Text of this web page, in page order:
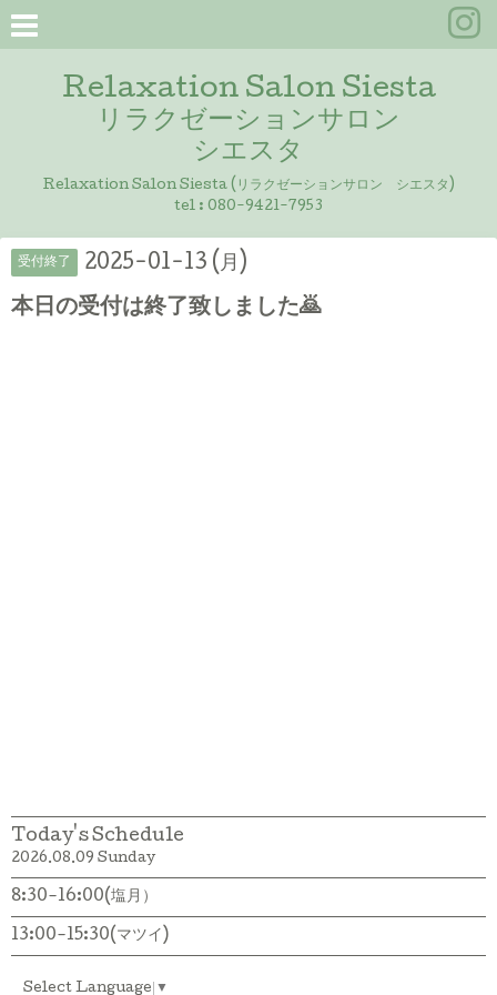
Relaxation Salon Siesta
リラクゼーションサロン
シエスタ
Relaxation Salon Siesta (リラクゼーションサロン シエスタ)
tel : 080-9421-7953
受付終了 2025-01-13 (月)
本日の受付は終了致しました🙇
Today's Schedule
2026.08.09 Sunday
8:30-16:00(塩月）
13:00-15:30(マツイ)
Select Language ▼